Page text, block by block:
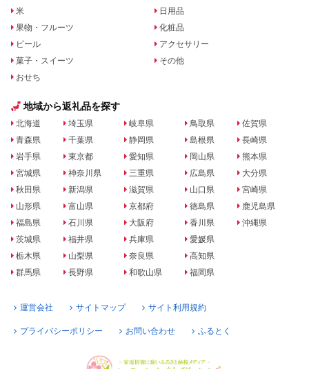
米
果物・フルーツ
ビール
菓子・スイーツ
おせち
日用品
化粧品
アクセサリー
その他
地域から返礼品を探す
北海道
青森県
岩手県
宮城県
秋田県
山形県
福島県
茨城県
栃木県
群馬県
埼玉県
千葉県
東京都
神奈川県
新潟県
富山県
石川県
福井県
山梨県
長野県
岐阜県
静岡県
愛知県
三重県
滋賀県
京都府
大阪府
兵庫県
奈良県
和歌山県
鳥取県
島根県
岡山県
広島県
山口県
徳島県
香川県
愛媛県
高知県
福岡県
佐賀県
長崎県
熊本県
大分県
宮崎県
鹿児島県
沖縄県
運営会社 サイトマップ サイト利用規約
プライバシーポリシー お問い合わせ ふるとく